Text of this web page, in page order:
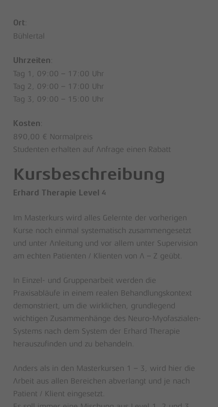
Ort:
Bühlertal
Uhrzeiten:
Tag 1, 09:00 – 17:00 Uhr
Tag 2, 09:00 – 17:00 Uhr
Tag 3, 09:00 – 15:00 Uhr
Kosten:
890,00 € Normalpreis
Studenten erhalten auf Anfrage einen Rabatt
Kursbeschreibung
Erhard Therapie Level 4
Im Masterkurs wird alles Gelernte der vorherigen
Kurse noch einmal systematisch zusammengesetzt
und unter Anleitung und vor allem unter Supervision
am echten Patienten / Klienten von A – Z geübt.
In Einzel- und Gruppenarbeit werden die
Praxisabläufe in einem realen Behandlungskontext
demonstriert, um die wirklichen, grundlegend
wichtigen Zusammenhänge des Neuro-Myofaszialen-
Systems nach dem System der Erhard Therapie
herauszufinden und zu behandeln.
Anders als in den Masterkursen 1 – 3, wird hier die
Arbeit aus allen Bereichen abverlangt und je nach
Patient / Klient eingesetzt.